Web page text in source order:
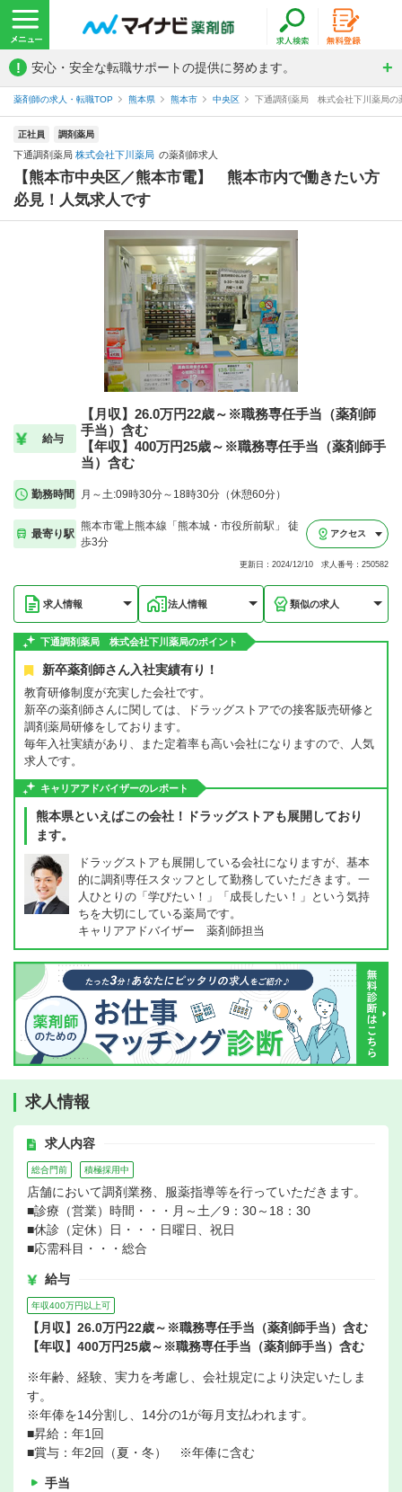
! 安心・安全な転職サポートの提供に努めます。
薬剤師の求人・転職TOP 熊本県 熊本市 中央区 下通調剤薬局 株式会社下川薬局の
正社員 調剤薬局
下通調剤薬局 株式会社下川薬局 の薬剤師求人
【熊本市中央区／熊本市電】 熊本市内で働きたい方
必見！人気求人です
給与
【月収】26.0万円22歳～※職務専任手当（薬剤師
手当）含む
【年収】400万円25歳～※職務専任手当（薬剤師手
当）含む
勤務時間 月～土:09時30分～18時30分（休憩60分）
最寄り駅
熊本市電上熊本線「熊本城・市役所前駅」 徒
歩3分
アクセス
更新日：2024/12/10 求人番号：250582
求人情報 法人情報 類似の求人
下通調剤薬局 株式会社下川薬局のポイント
新卒薬剤師さん入社実績有り！
教育研修制度が充実した会社です。
新卒の薬剤師さんに関しては、ドラッグストアでの接客販売研修と
調剤薬局研修をしております。
毎年入社実績があり、また定着率も高い会社になりますので、人気
求人です。
キャリアアドバイザーのレポート
熊本県といえばこの会社！ドラッグストアも展開しており
ます。
ドラッグストアも展開している会社になりますが、基本
的に調剤専任スタッフとして勤務していただきます。一
人ひとりの「学びたい！」「成長したい！」という気持
ちを大切にしている薬局です。
キャリアアドバイザー 薬剤師担当
求人情報
求人内容
総合門前 積極採用中
店舗において調剤業務、服薬指導等を行っていただきます。
■診療（営業）時間・・・月～土／9：30～18：30
■休診（定休）日・・・日曜日、祝日
■応需科目・・・総合
給与
年収400万円以上可
【月収】26.0万円22歳～※職務専任手当（薬剤師手当）含む
【年収】400万円25歳～※職務専任手当（薬剤師手当）含む
※年齢、経験、実力を考慮し、会社規定により決定いたしま
す。
※年俸を14分割し、14分の1が毎月支払われます。
■昇給：年1回
■賞与：年2回（夏・冬） ※年俸に含む
手当